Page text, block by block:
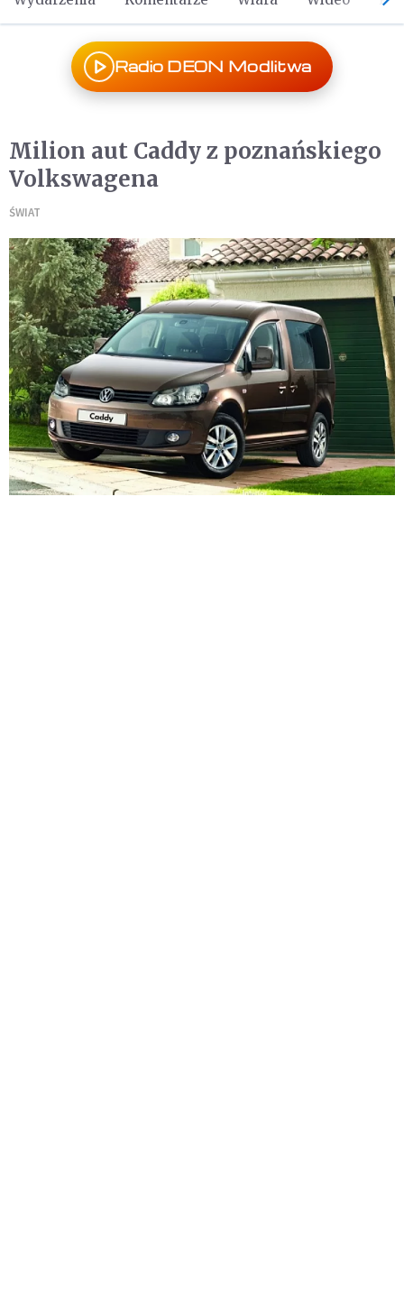
Radio DEON Modlitwa
Milion aut Caddy z poznańskiego
Volkswagena
ŚWIAT